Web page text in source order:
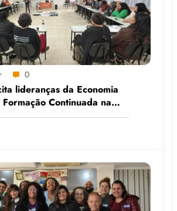
0
lideranças da Economia
Continuada na
Assentamento do MST, em